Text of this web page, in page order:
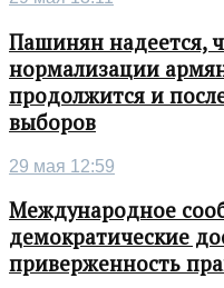
Пашинян надеется,
нормализации
продолжится и
выборов
29 мая 12:59
Международное
демократические
приверженность